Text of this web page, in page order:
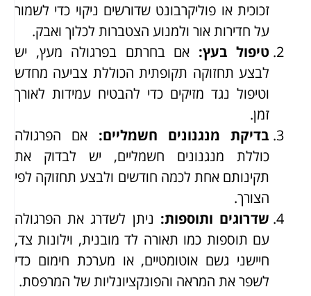
זכוכית או פוליקרבונט שדורשים ניקוי כדי לשמור
על חדירות אור ולמנוע הצטברות לכלוך ואבק.
טיפול בעץ: אם בחרתם בפרגולה מעץ, יש
לבצע תחזוקה תקופתית הכוללת צביעה מחדש
וטיפול נגד מזיקים כדי להבטיח עמידות לאורך
זמן.
בדיקת מנגנונים חשמליים: אם הפרגולה
כוללת מנגנונים חשמליים, יש לבדוק את
תקינותם אחת לכמה חודשים ולבצע תחזוקה לפי
הצורך.
שדרוגים ותוספות: ניתן לשדרג את הפרגולה
עם תוספות כמו תאורה לד מובנית, וילונות צד,
חיישני גשם אוטומטיים, או מערכת חימום כדי
לשפר את המראה והפונקציונליות של המרפסת.